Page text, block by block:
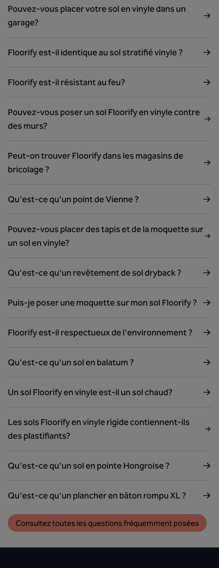
Pouvez-vous placer votre sol en vinyle dans un
garage?
Floorify est-il identique au sol stratifié vinyle ?
Floorify est-il résistant au feu?
Pouvez-vous poser un sol Floorify en vinyle contre
des murs?
Peut-on trouver Floorify dans les magasins de
bricolage ?
Qu'est-ce qu'un point de Vienne ?
Pouvez-vous placer des tapis et de la moquette sur
un sol en vinyle?
Qu'est-ce qu'un revêtement de sol dryback ?
Puis-je poser une moquette sur mon sol Floorify ?
Floorify est-il respectueux de l'environnement ?
Qu'est-ce qu'un sol en balatum ?
Un sol Floorify en vinyle est-il un sol chaud?
Les sols Floorify en vinyle rigide contiennent-ils
des plastifiants?
Qu'est-ce qu'un sol en pointe Hongroise ?
Qu'est-ce qu'un plancher en bâton rompu XL ?
Consultez toutes les questions fréquemment posées